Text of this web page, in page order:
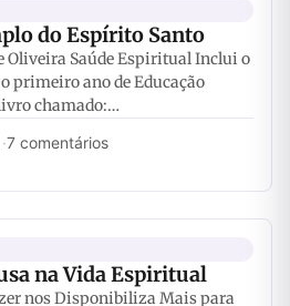
do Espírito Santo
Oliveira Saúde Espiritual Inclui o
primeiro ano de Educação
chamado:…
·7 comentários
na Vida Espiritual
nos Disponibiliza Mais para